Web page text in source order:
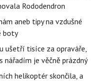
Rododendron
aneb tipy na vzdušné
boty
ušetří tisíce za opraváře,
nářadím je věčně prázdný
helikoptér skončila, a